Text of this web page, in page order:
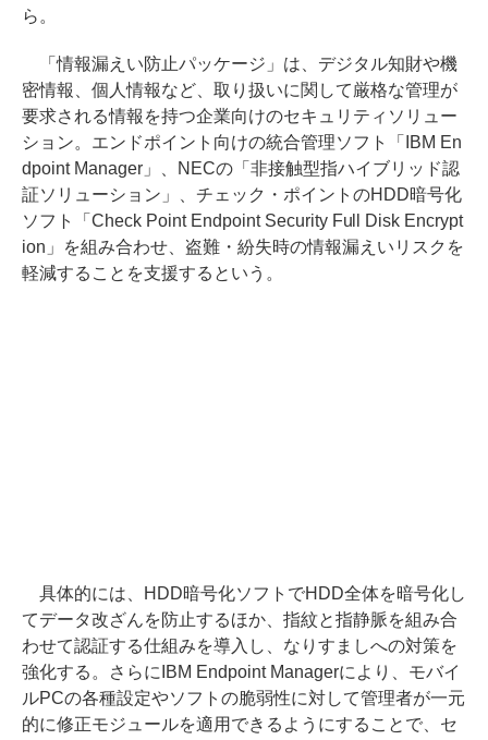
ら。
「情報漏えい防止パッケージ」は、デジタル知財や機
密情報、個人情報など、取り扱いに関して厳格な管理が
要求される情報を持つ企業向けのセキュリティソリュー
ション。エンドポイント向けの統合管理ソフト「IBM En
dpoint Manager」、NECの「非接触型指ハイブリッド認
証ソリューション」、チェック・ポイントのHDD暗号化
ソフト「Check Point Endpoint Security Full Disk Encrypt
ion」を組み合わせ、盗難・紛失時の情報漏えいリスクを
軽減することを支援するという。
具体的には、HDD暗号化ソフトでHDD全体を暗号化し
てデータ改ざんを防止するほか、指紋と指静脈を組み合
わせて認証する仕組みを導入し、なりすましへの対策を
強化する。さらにIBM Endpoint Managerにより、モバイ
ルPCの各種設定やソフトの脆弱性に対して管理者が一元
的に修正モジュールを適用できるようにすることで、セ